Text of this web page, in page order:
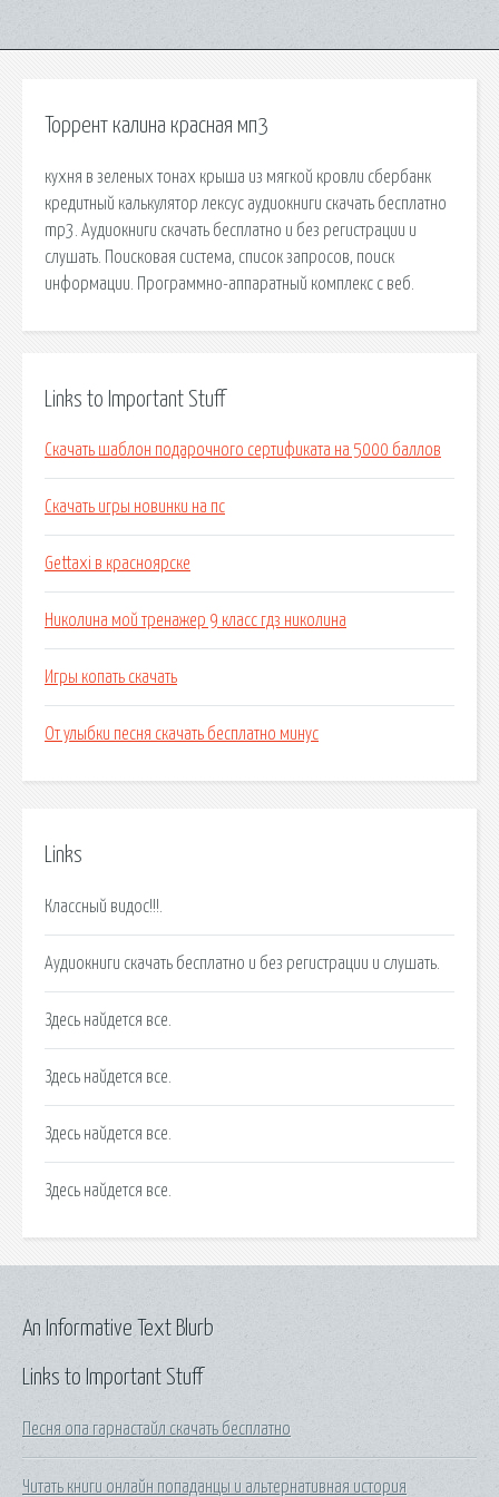
Торрент калина красная мп3
кухня в зеленых тонах крыша из мягкой кровли сбербанк
кредитный калькулятор лексус аудиокниги скачать бесплатно
mp3. Аудиокниги скачать бесплатно и без регистрации и
слушать. Поисковая сиcтема, список запросов, поиск
информации. Программно-аппаратный комплекс с веб.
Links to Important Stuff
Скачать шаблон подарочного сертификата на 5000 баллов
Скачать игры новинки на пс
Gettaxi в красноярске
Николина мой тренажер 9 класс гдз николина
Игры копать скачать
От улыбки песня скачать бесплатно минус
Links
Классный видос!!!.
Аудиокниги скачать бесплатно и без регистрации и слушать.
Здесь найдется все.
Здесь найдется все.
Здесь найдется все.
Здесь найдется все.
Links to Important Stuff
Песня опа гарнастайл скачать бесплатно
Читать книги онлайн попаданцы и альтернативная история
An Informative Text Blurb